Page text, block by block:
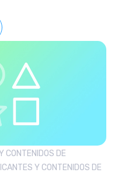
CONTENIDOS DE
Y CONTENIDOS DE